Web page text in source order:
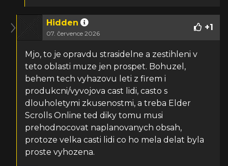
Hidden
07. července 2026
+1
Mjo, to je opravdu strasidelne a zestihleni v
teto oblasti muze jen prospet. Bohuzel,
behem tech vyhazovu leti z firem i
produkcni/vyvojova cast lidi, casto s
dlouholetymi zkusenostmi, a treba Elder
Scrolls Online ted diky tomu musi
prehodnocovat naplanovanych obsah,
protoze velka casti lidi co ho mela delat byla
proste vyhozena.